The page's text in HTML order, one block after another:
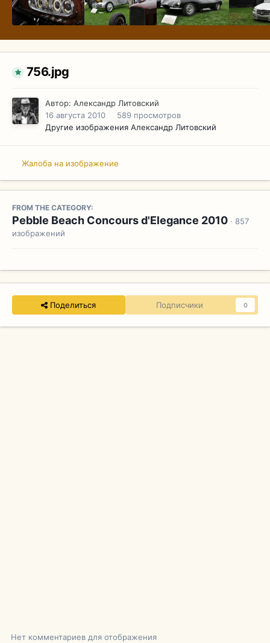
756.jpg
Автор: Александр Литовский
16 августа 2010
589 просмотров
Другие изображения Александр Литовский
Жалоба на изображение
FROM THE CATEGORY:
Pebble Beach Concours d'Elegance 2010 · 857
изображений
Поделиться Подписчики 0
Нет комментариев для отображения